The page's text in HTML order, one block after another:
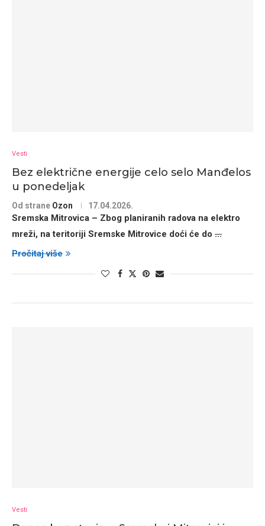
Vesti
Bez električne energije celo selo Manđelos
u ponedeljak
Od strane Ozon 17.04.2026.
Sremska Mitrovica – Zbog planiranih radova na elektro
mreži, na teritoriji Sremske Mitrovice doći će do ...
Pročitaj više
Vesti